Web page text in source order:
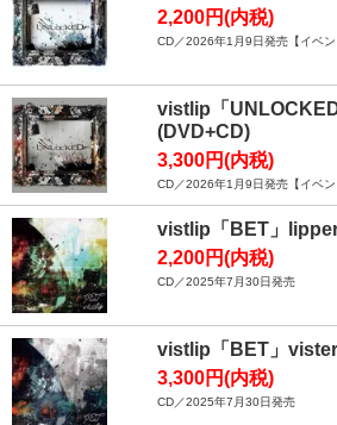
2,200円(内税)
CD／2026年1月9日発売【イベン
vistlip「
(DVD+CD)
3,300円(内税)
CD／2026年1月9日発売【イベン
vistlip「BET」
2,200円(内税)
CD／2025年7月30日発売
vistlip「BET」vister
3,300円(内税)
CD／2025年7月30日発売